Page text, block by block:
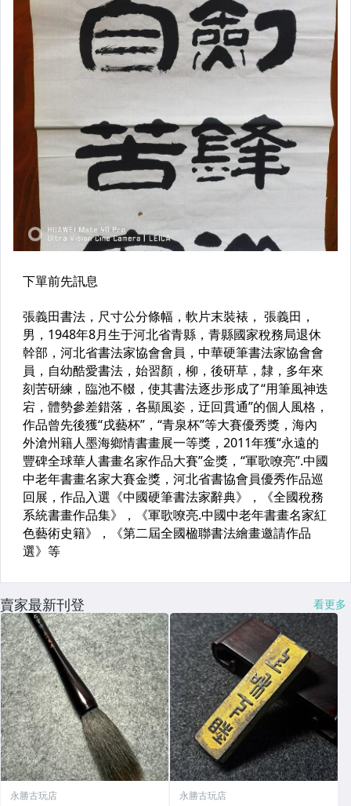
賣家最新刊登 看更多
永勝古玩店 永勝古玩店